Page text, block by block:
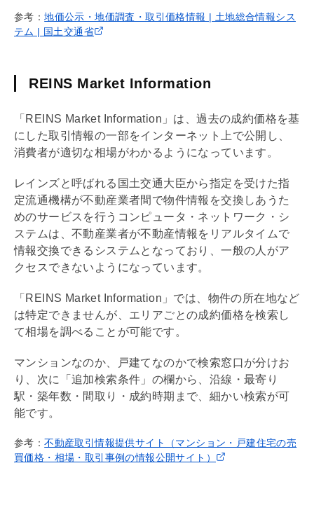
参考：地価公示・地価調査・取引価格情報 | 土地総合情報シス
テム | 国土交通省
REINS Market Information
「REINS Market Information」は、過去の成約価格を基
にした取引情報の一部をインターネット上で公開し、
消費者が適切な相場がわかるようになっています。
レインズと呼ばれる国土交通大臣から指定を受けた指
定流通機構が不動産業者間で物件情報を交換しあうた
めのサービスを行うコンピュータ・ネットワーク・シ
ステムは、不動産業者が不動産情報をリアルタイムで
情報交換できるシステムとなっており、一般の人がア
クセスできないようになっています。
「REINS Market Information」では、物件の所在地など
は特定できませんが、エリアごとの成約価格を検索し
て相場を調べることが可能です。
マンションなのか、戸建てなのかで検索窓口が分けお
り、次に「追加検索条件」の欄から、沿線・最寄り
駅・ 築年数 ・間取り・成約時期まで、細かい検索が可
能です。
参考：不動産取引情報提供サイト（マンション・戸建住宅の売
買価格・相場・取引事例の情報公開サイト）